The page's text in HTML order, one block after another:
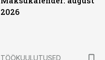
2026
TÖÖKUULUTUSED